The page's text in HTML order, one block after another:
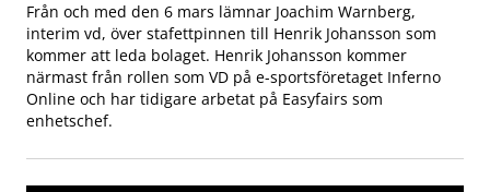
Från och med den 6 mars lämnar Joachim Warnberg,
interim vd, över stafettpinnen till Henrik Johansson som
kommer att leda bolaget. Henrik Johansson kommer
närmast från rollen som VD på e-sportsföretaget Inferno
Online och har tidigare arbetat på Easyfairs som
enhetschef.